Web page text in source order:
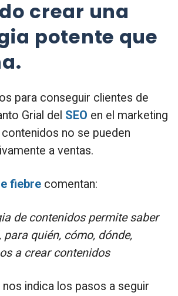
crear una
potente que
para conseguir clientes de
Grial del SEO en el marketing
no se pueden
a ventas.
fiebre comentan:
de contenidos permite saber
para quién, cómo, dónde,
a crear contenidos
nos indica los pasos a seguir